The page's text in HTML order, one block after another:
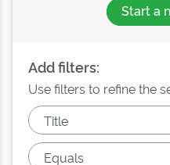
Start a
Add filters:
Use filters to refine the